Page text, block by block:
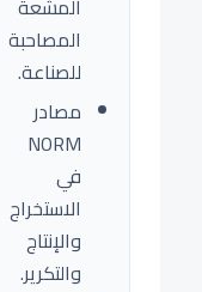
المشعة
المصاحبة
للصناعة.
مصادر
NORM
في
الاستخراج
والإنتاج
والتكرير.